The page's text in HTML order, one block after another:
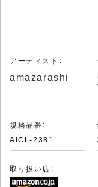
アーティスト：
amazarashi
規格品番：
AICL-2381
取り扱い店：